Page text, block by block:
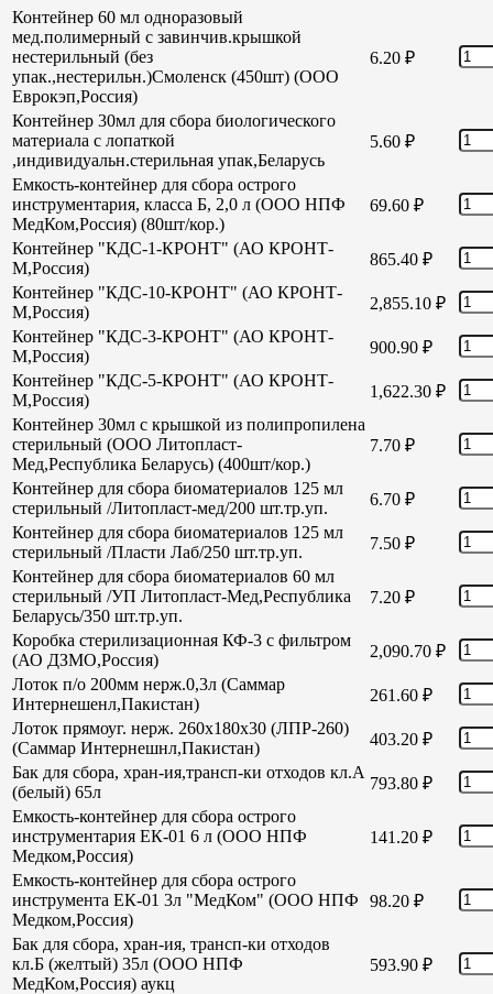
Контейнер 60 мл одноразовый
мед.полимерный с завинчив.крышкой
нестерильный (без
упак.,нестерильн.)Смоленск (450шт) (ООО
Еврокэп,Россия)
6.20 ₽
Контейнер 30мл для сбора биологического
материала с лопаткой
,индивидуальн.стерильная упак,Беларусь
5.60 ₽
Емкость-контейнер для сбора острого
инструментария, класса Б, 2,0 л (ООО НПФ
МедКом,Россия) (80шт/кор.)
69.60 ₽
Контейнер "КДС-1-КРОНТ" (АО КРОНТ-
М,Россия)
865.40 ₽
Контейнер "КДС-10-КРОНТ" (АО КРОНТ-
М,Россия)
2,855.10 ₽
Контейнер "КДС-3-КРОНТ" (АО КРОНТ-
М,Россия)
900.90 ₽
Контейнер "КДС-5-КРОНТ" (АО КРОНТ-
М,Россия)
1,622.30 ₽
Контейнер 30мл с крышкой из полипропилена
стерильный (ООО Литопласт-
Мед,Республика Беларусь) (400шт/кор.)
7.70 ₽
Контейнер для сбора биоматериалов 125 мл
стерильный /Литопласт-мед/200 шт.тр.уп.
6.70 ₽
Контейнер для сбора биоматериалов 125 мл
стерильный /Пласти Лаб/250 шт.тр.уп.
7.50 ₽
Контейнер для сбора биоматериалов 60 мл
стерильный /УП Литопласт-Мед,Республика
Беларусь/350 шт.тр.уп.
7.20 ₽
Коробка стерилизационная КФ-3 с фильтром
(АО ДЗМО,Россия)
2,090.70 ₽
Лоток п/о 200мм нерж.0,3л (Саммар
Интернешенл,Пакистан)
261.60 ₽
Лоток прямоуг. нерж. 260х180х30 (ЛПР-260)
(Саммар Интернешнл,Пакистан)
403.20 ₽
Бак для сбора, хран-ия,трансп-ки отходов кл.А
(белый) 65л
793.80 ₽
Емкость-контейнер для сбора острого
инструментария ЕК-01 6 л (ООО НПФ
Медком,Россия)
141.20 ₽
Емкость-контейнер для сбора острого
инструмента ЕК-01 3л "МедКом" (ООО НПФ
Медком,Россия)
98.20 ₽
Бак для сбора, хран-ия, трансп-ки отходов
кл.Б (желтый) 35л (ООО НПФ
МедКом,Россия) аукц
593.90 ₽